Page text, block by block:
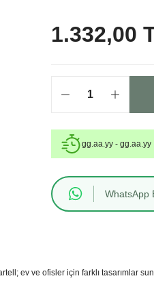
1.332,00
gg.aa.yy - gg.aa.yy
WhatsApp
ev ve ofisler için farklı tasarımlar